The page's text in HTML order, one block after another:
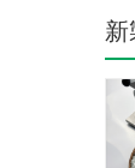
新